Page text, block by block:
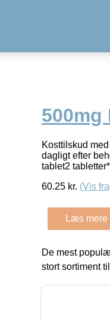
Kosttilskud
dagligt efter
tablet2
60.25 kr. (Vis
Læs mere
De mest
stort sortiment